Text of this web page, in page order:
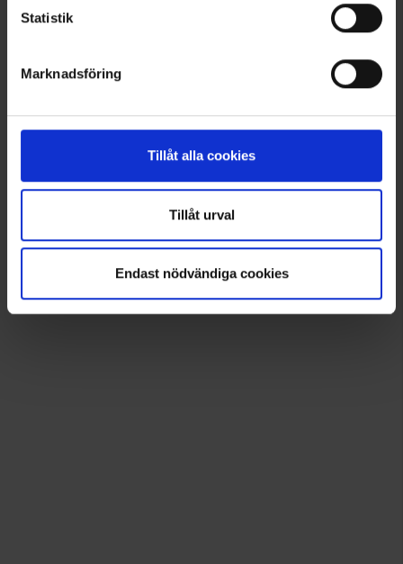
Statistik
Marknadsföring
Tillåt alla cookies
Tillåt urval
Endast nödvändiga cookies